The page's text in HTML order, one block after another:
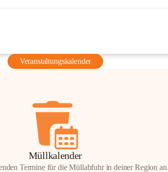
Veranstaltungskalender
Müllkalender
Termine für die Müllabfuhr in deiner Region an.